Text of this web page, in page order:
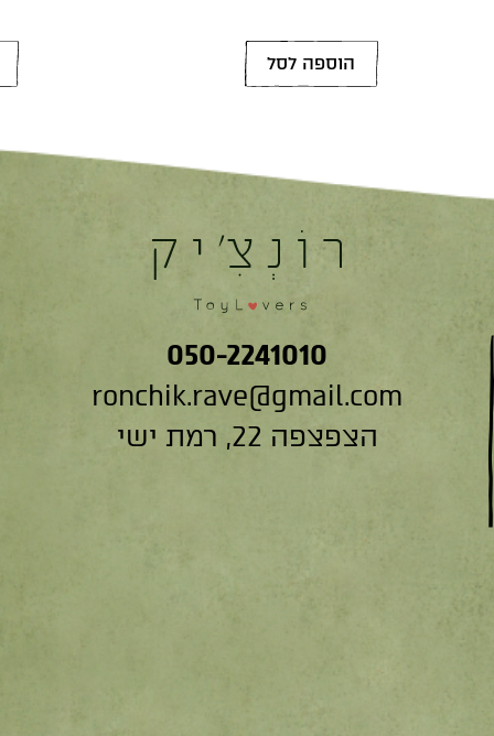
הוספה לסל
050-2241010
ronchik.rave@gmail.com
הצפצפה 22, רמת ישי